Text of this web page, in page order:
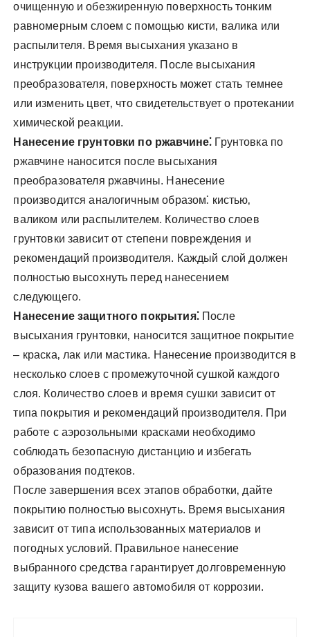
очищенную и обезжиренную поверхность тонким
равномерным слоем с помощью кисти‚ валика или
распылителя. Время высыхания указано в
инструкции производителя. После высыхания
преобразователя‚ поверхность может стать темнее
или изменить цвет‚ что свидетельствует о протекании
химической реакции.
Нанесение грунтовки по ржавчине⁚ Грунтовка по
ржавчине наносится после высыхания
преобразователя ржавчины. Нанесение
производится аналогичным образом⁚ кистью‚
валиком или распылителем. Количество слоев
грунтовки зависит от степени повреждения и
рекомендаций производителя. Каждый слой должен
полностью высохнуть перед нанесением
следующего.
Нанесение защитного покрытия⁚После
высыхания грунтовки‚ наносится защитное покрытие
– краска‚ лак или мастика. Нанесение производится в
несколько слоев с промежуточной сушкой каждого
слоя. Количество слоев и время сушки зависит от
типа покрытия и рекомендаций производителя. При
работе с аэрозольными красками необходимо
соблюдать безопасную дистанцию и избегать
образования подтеков.
После завершения всех этапов обработки‚ дайте
покрытию полностью высохнуть. Время высыхания
зависит от типа использованных материалов и
погодных условий. Правильное нанесение
выбранного средства гарантирует долговременную
защиту кузова вашего автомобиля от коррозии.